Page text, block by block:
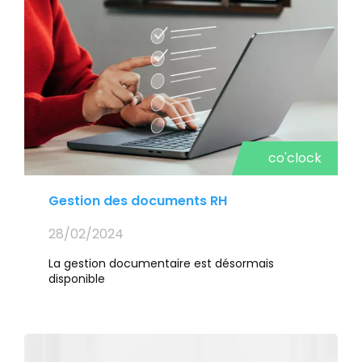
co'clock
Gestion des documents RH
28/02/2024
La gestion documentaire est désormais
disponible